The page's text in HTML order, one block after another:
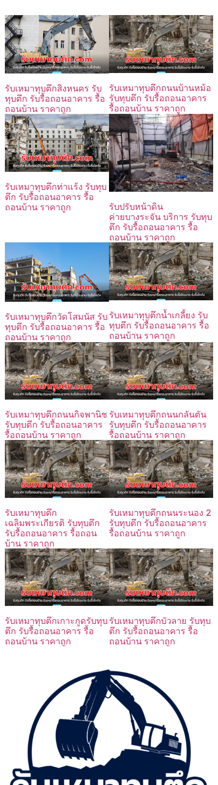
รับเหมาทุบตึกสิงหนคร รับ
ทุบตึก รับรื้อถอนอาคาร รื้อ
ถอนบ้าน ราคาถูก
รับเหมาทุบตึกถนนบ้านหม้อ
รับทุบตึก รับรื้อถอนอาคาร
รื้อถอนบ้าน ราคาถูก
รับเหมาทุบตึกท่าแร้ง รับทุบ
ตึก รับรื้อถอนอาคาร รื้อ
ถอนบ้าน ราคาถูก
รับปรับหน้าดิน
ค่ายบางระจัน บริการ รับทุบ
ตึก รับรื้อถอนอาคาร รื้อ
ถอนบ้าน ราคาถูก
รับเหมาทุบตึกวัดโสมนัส รับ
ทุบตึก รับรื้อถอนอาคาร รื้อ
ถอนบ้าน ราคาถูก
รับเหมาทุบตึกน้ำเกลี้ยง รับ
ทุบตึก รับรื้อถอนอาคาร รื้อ
ถอนบ้าน ราคาถูก
รับเหมาทุบตึกถนนกิจพานิช
รับทุบตึก รับรื้อถอนอาคาร
รื้อถอนบ้าน ราคาถูก
รับเหมาทุบตึกถนนกลันตัน
รับทุบตึก รับรื้อถอนอาคาร
รื้อถอนบ้าน ราคาถูก
รับเหมาทุบตึก
เฉลิมพระเกียรติ รับทุบตึก
รับรื้อถอนอาคาร รื้อถอน
บ้าน ราคาถูก
รับเหมาทุบตึกถนนระนอง 2
รับทุบตึก รับรื้อถอนอาคาร
รื้อถอนบ้าน ราคาถูก
รับเหมาทุบตึกเกาะกูดรับทุบ
ตึก รับรื้อถอนอาคาร รื้อ
ถอนบ้าน ราคาถูก
รับเหมาทุบตึกบัวลาย รับทุบ
ตึก รับรื้อถอนอาคาร รื้อ
ถอนบ้าน ราคาถูก